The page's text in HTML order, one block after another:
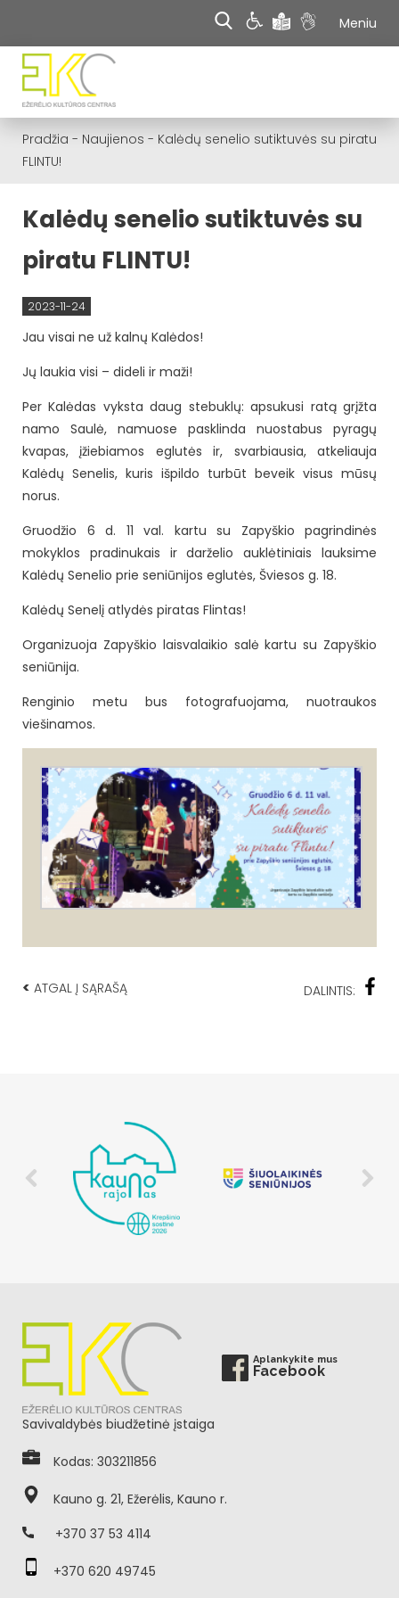
Meniu
Pradžia - Naujienos - Kalėdų senelio sutiktuvės su piratu
FLINTU!
Kalėdų senelio sutiktuvės su
piratu FLINTU!
2023-11-24
Jau visai ne už kalnų Kalėdos!
Jų laukia visi – dideli ir maži!
Per Kalėdas vyksta daug stebuklų: apsukusi ratą grįžta
namo Saulė, namuose pasklinda nuostabus pyragų
kvapas, įžiebiamos eglutės ir, svarbiausia, atkeliauja
Kalėdų Senelis, kuris išpildo turbūt beveik visus mūsų
norus.
Gruodžio 6 d. 11 val. kartu su Zapyškio pagrindinės
mokyklos pradinukais ir darželio auklėtiniais lauksime
Kalėdų Senelio prie seniūnijos eglutės, Šviesos g. 18.
Kalėdų Senelį atlydės piratas Flintas!
Organizuoja Zapyškio laisvalaikio salė kartu su Zapyškio
seniūnija.
Renginio metu bus fotografuojama, nuotraukos
viešinamos.
< ATGAL Į SĄRAŠĄ DALINTIS:
Aplankykite mus
Facebook
Savivaldybės biudžetinė įstaiga
Kodas: 303211856
Kauno g. 21, Ežerėlis, Kauno r.
+370 37 53 4114
+370 620 49745